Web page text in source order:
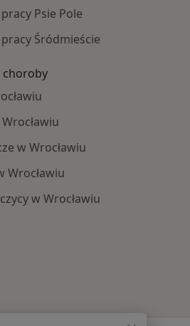
Psie Pole
Śródmieście
choroby
w Wrocławiu
Wrocławiu
w Wrocławiu